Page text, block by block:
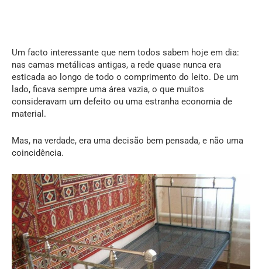
Um facto interessante que nem todos sabem hoje em dia:
nas camas metálicas antigas, a rede quase nunca era
esticada ao longo de todo o comprimento do leito. De um
lado, ficava sempre uma área vazia, o que muitos
consideravam um defeito ou uma estranha economia de
material.
Mas, na verdade, era uma decisão bem pensada, e não uma
coincidência.